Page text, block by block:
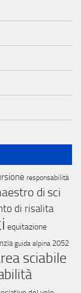
responsabilità
di sci
di risalita
equitazione
guida alpina 2052
sciabile